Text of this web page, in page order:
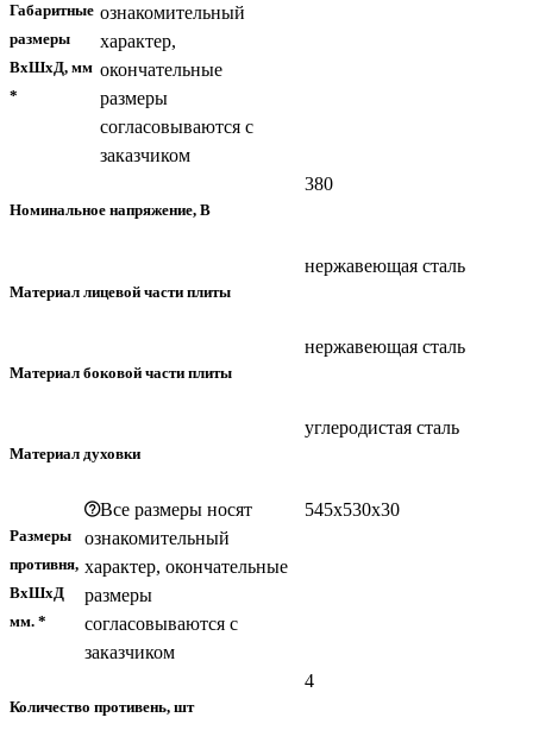
Габаритные
размеры
ВхШхД, мм
*
ознакомительный
характер,
окончательные
размеры
согласовываются с
заказчиком
Номинальное напряжение, В
380
Материал лицевой части плиты
нержавеющая сталь
Материал боковой части плиты
нержавеющая сталь
Материал духовки
углеродистая сталь
Размеры
противня,
ВхШхД
мм. *
Все размеры носят
ознакомительный
характер, окончательные
размеры
согласовываются с
заказчиком
545х530х30
Количество противень, шт
4